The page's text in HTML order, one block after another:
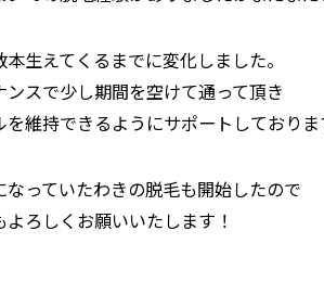
本生えてくるまでに変化しました。
ンスで少し期間を空けて通って頂き
を維持できるようにサポートしておりま
なっていたわきの脱毛も開始したので
よろしくお願いいたします！